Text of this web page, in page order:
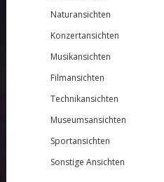
Naturansichten
Konzertansichten
Musikansichten
Filmansichten
Technikansichten
Museumsansichten
Sportansichten
Sonstige Ansichten